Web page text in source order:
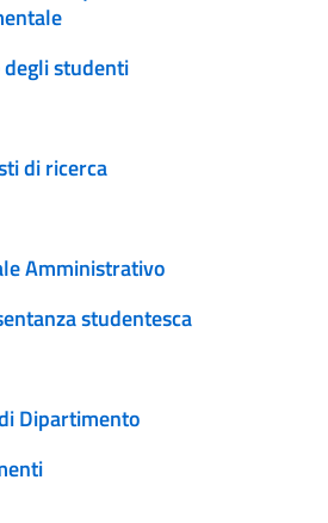
degli studenti
di ricerca
Amministrativo
studentesca
Dipartimento